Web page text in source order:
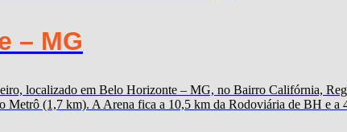
– MG
localizado em Belo Horizonte – MG, no Bairro Califórnia,
Metrô (1,7 km). A Arena fica a 10,5 km da Rodoviária de BH e